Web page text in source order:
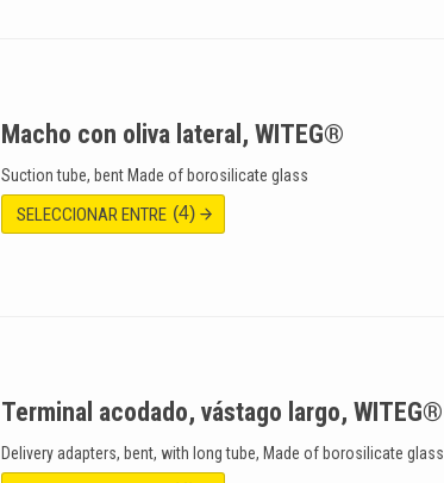
Macho con oliva lateral, WITEG®
Suction tube, bent Made of borosilicate glass
SELECCIONAR ENTRE (4)
Terminal acodado, vástago largo, WITEG®
Delivery adapters, bent, with long tube, Made of borosilicate glass